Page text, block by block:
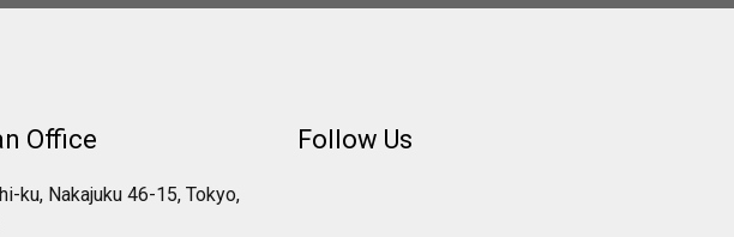
Office
ku, Nakajuku 46-15, Tokyo,
Follow Us